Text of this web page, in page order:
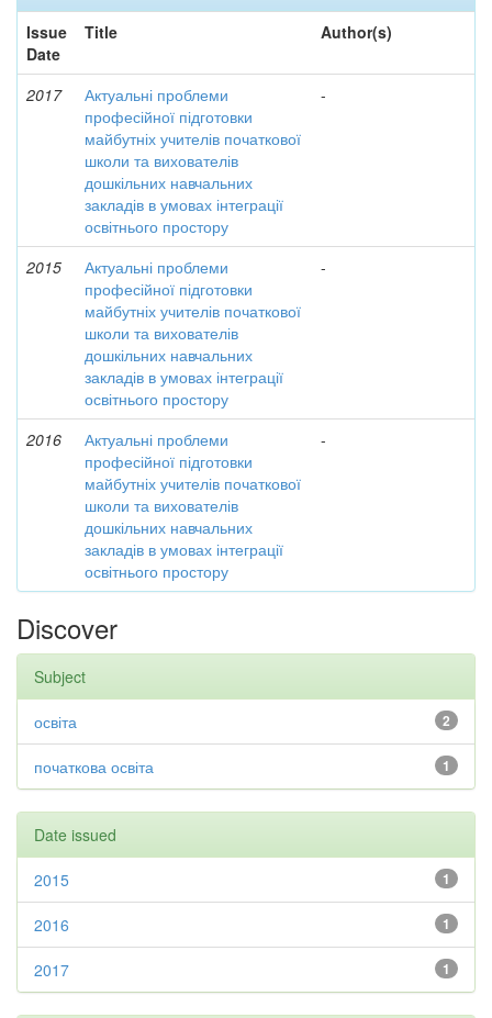
Issue
Date
Title Author(s)
2017
Актуальні проблеми
професійної підготовки
майбутніх учителів початкової
школи та вихователів
дошкільних навчальних
закладів в умовах інтеграції
освітнього простору
-
2015
Актуальні проблеми
професійної підготовки
майбутніх учителів початкової
школи та вихователів
дошкільних навчальних
закладів в умовах інтеграції
освітнього простору
-
2016
Актуальні проблеми
професійної підготовки
майбутніх учителів початкової
школи та вихователів
дошкільних навчальних
закладів в умовах інтеграції
освітнього простору
-
Discover
Subject
2
освіта
1
початкова освіта
Date issued
1
2015
1
2016
1
2017